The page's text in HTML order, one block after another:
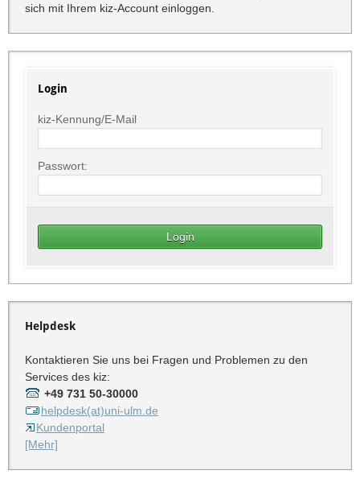
sich mit Ihrem kiz-Account einloggen.
Login
kiz-Kennung/E-Mail
Passwort:
Helpdesk
Kontaktieren Sie uns bei Fragen und Problemen zu den
Services des kiz:
+49 731 50-30000
helpdesk(at)uni-ulm.de
Kundenportal
[Mehr]